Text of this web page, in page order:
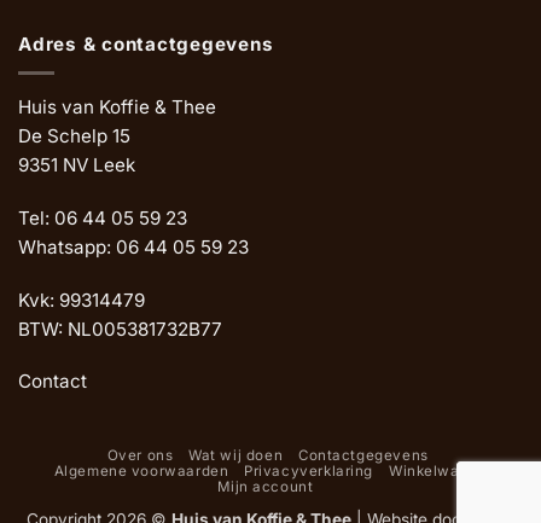
Adres & contactgegevens
Huis van Koffie & Thee
De Schelp 15
9351 NV Leek
Tel: 06 44 05 59 23
Whatsapp: 06 44 05 59 23
Kvk: 99314479
BTW: NL005381732B77
Contact
Over ons Wat wij doen
Contactgegevens
Algemene voorwaarden
Privacyverklaring
Winkelwagen
Mijn account